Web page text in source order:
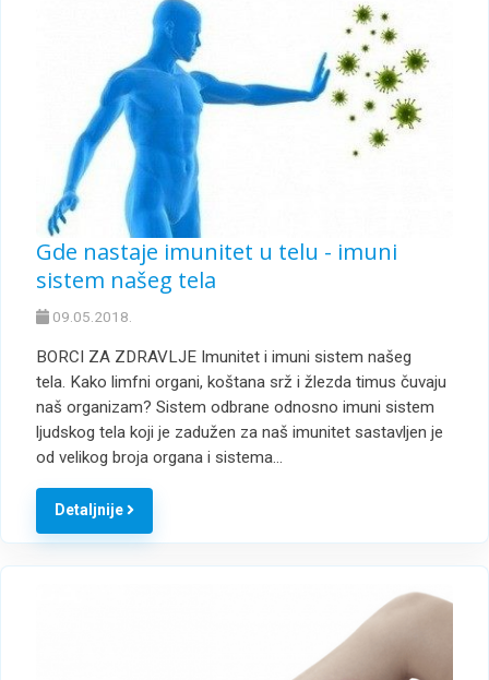
Gde nastaje imunitet u telu - imuni
sistem našeg tela
09.05.2018.
BORCI ZA ZDRAVLJE Imunitet i imuni sistem našeg
tela. Kako limfni organi, koštana srž i žlezda timus čuvaju
naš organizam? Sistem odbrane odnosno imuni sistem
ljudskog tela koji je zadužen za naš imunitet sastavljen je
od velikog broja organa i sistema…
Detaljnije